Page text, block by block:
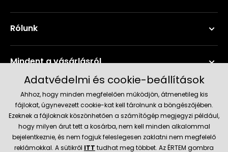
Rólunk
Mindent a vásárlásról
Szerviz és támogatás
Aktuális információk
Adatvédelmi és cookie-beállítások
Ahhoz, hogy minden megfelelően működjön, átmenetileg kis
fájlokat, úgynevezett cookie-kat kell tárolnunk a böngészőjében.
Ezeknek a fájloknak köszönhetően a számítógép megjegyzi például,
hogy milyen árut tett a kosárba, nem kell minden alkalommal
bejelentkeznie, és nem fogjuk feleslegesen zaklatni nem megfelelő
reklámokkal. A sütikről ITT tudhat meg többet. Az ÉRTEM gombra